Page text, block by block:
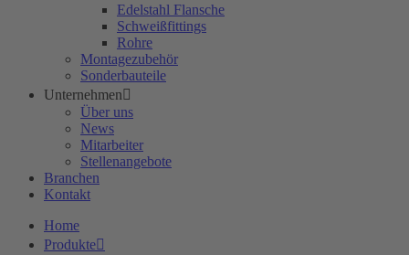
Edelstahl Flansche
Schweißfittings
Rohre
Montagezubehör
Sonderbauteile
Unternehmen
Über uns
News
Mitarbeiter
Stellenangebote
Branchen
Kontakt
Home
Produkte